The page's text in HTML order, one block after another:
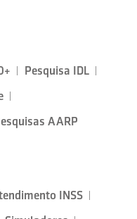
Pesquisa IDL
AARP
INSS